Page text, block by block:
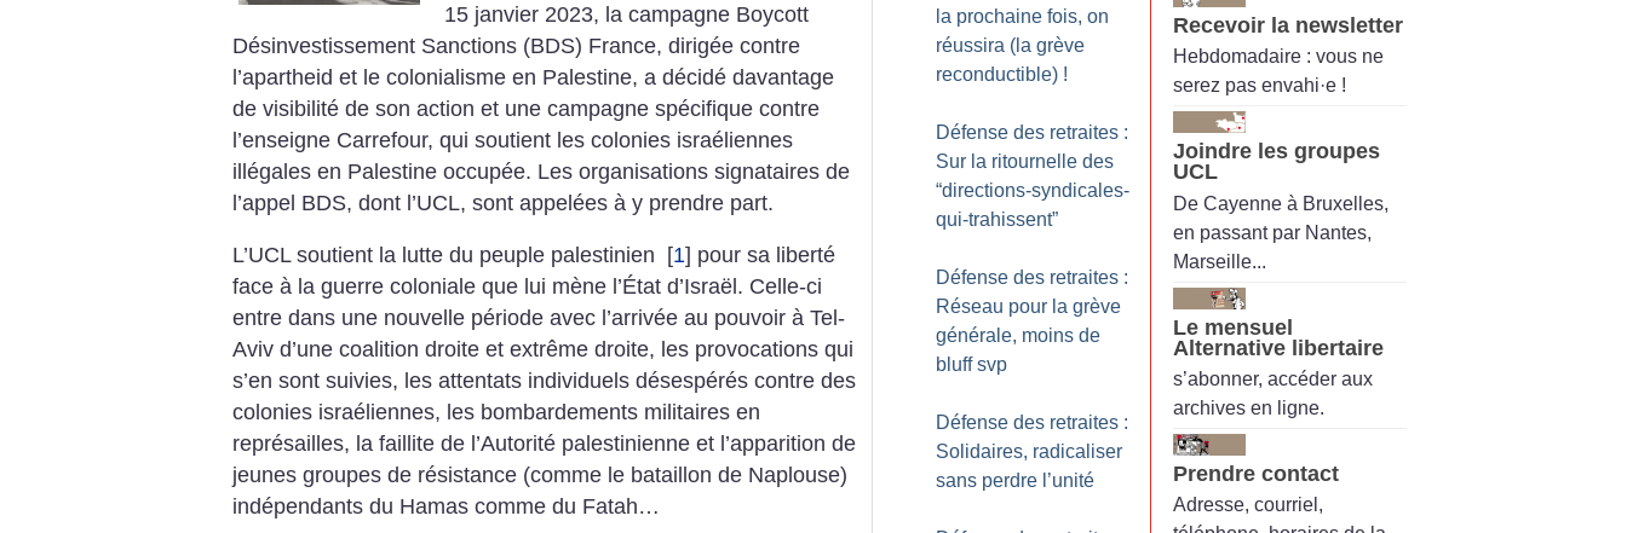
15 janvier 2023, la campagne Boycott
Désinvestissement Sanctions (BDS) France, dirigée contre
l’apartheid et le colonialisme en Palestine, a décidé davantage
de visibilité de son action et une campagne spécifique contre
l’enseigne Carrefour, qui soutient les colonies israéliennes
illégales en Palestine occupée. Les organisations signataires de
l’appel BDS, dont l’UCL, sont appelées à y prendre part.
L’UCL soutient la lutte du peuple palestinien [1] pour sa liberté
face à la guerre coloniale que lui mène l’État d’Israël. Celle-ci
entre dans une nouvelle période avec l’arrivée au pouvoir à Tel-
Aviv d’une coalition droite et extrême droite, les provocations qui
s’en sont suivies, les attentats individuels désespérés contre des
colonies israéliennes, les bombardements militaires en
représailles, la faillite de l’Autorité palestinienne et l’apparition de
jeunes groupes de résistance (comme le bataillon de Naplouse)
indépendants du Hamas comme du Fatah…
la prochaine fois, on
réussira (la grève
reconductible) !
Défense des retraites :
Sur la ritournelle des
“directions-syndicales-
qui-trahissent”
Défense des retraites :
Réseau pour la grève
générale, moins de
bluff svp
Défense des retraites :
Solidaires, radicaliser
sans perdre l’unité
Recevoir la newsletter
Hebdomadaire : vous ne
serez pas envahi·e !
Joindre les groupes
UCL
De Cayenne à Bruxelles,
en passant par Nantes,
Marseille...
Le mensuel
Alternative libertaire
s’abonner, accéder aux
archives en ligne.
Prendre contact
Adresse, courriel,